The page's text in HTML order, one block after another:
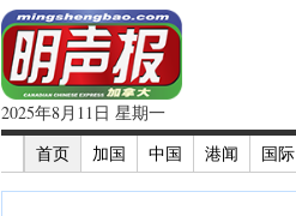
2025年8月11日 星期一
首页
加国 中国 港闻 国际